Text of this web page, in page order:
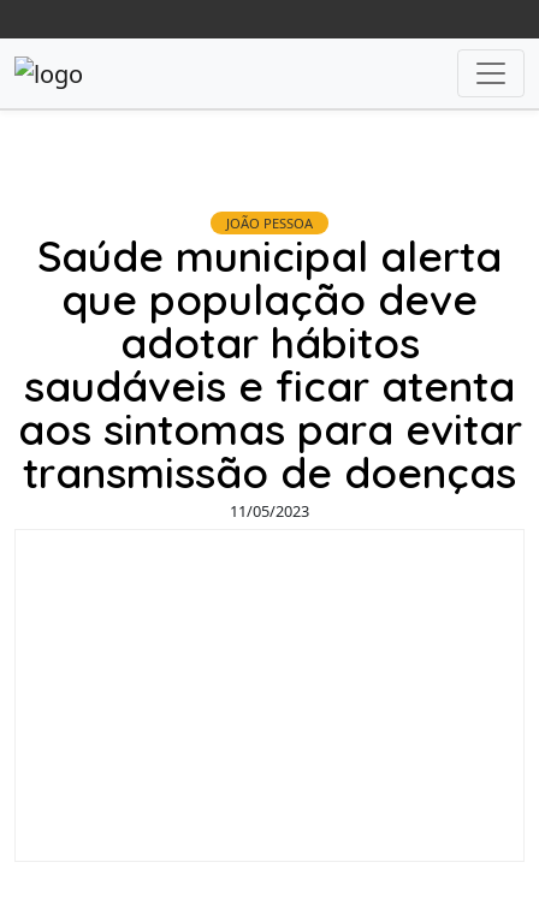
JOÃO PESSOA
Saúde municipal alerta
que população deve
adotar hábitos
saudáveis e ficar atenta
aos sintomas para evitar
transmissão de doenças
11/05/2023